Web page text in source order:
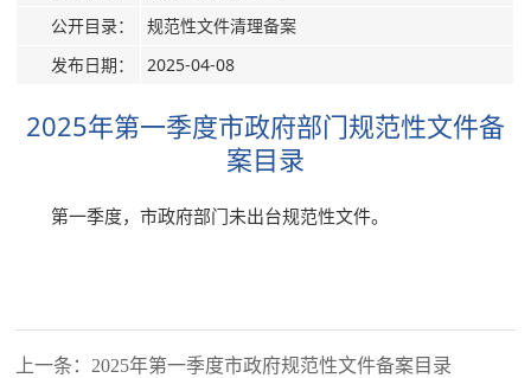
公开目录：
规范性文件清理备案
发布日期：
2025-04-08
2025年第一季度市政府部门规范性文件备
案目录
第一季度，市政府部门未出台规范性文件。
上一条：2025年第一季度市政府规范性文件备案目录